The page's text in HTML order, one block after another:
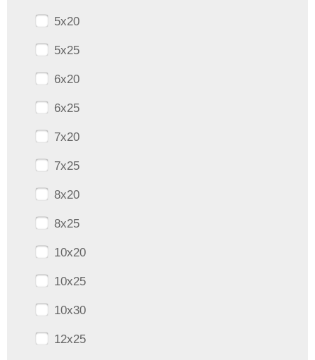
5x20
5x25
6x20
6x25
7x20
7x25
8x20
8x25
10x20
10x25
10x30
12x25